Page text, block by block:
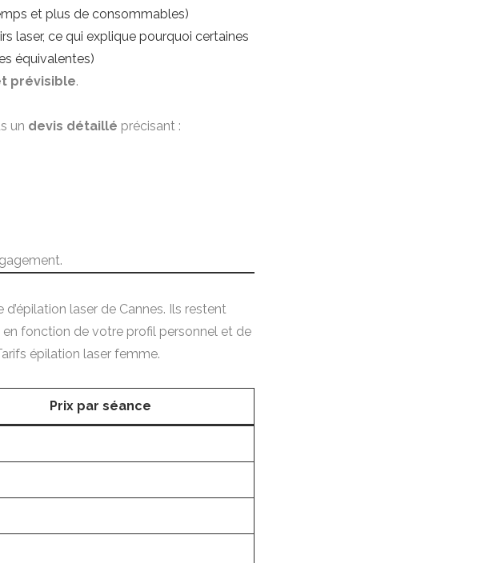
et plus de consommables)
laser, ce qui explique pourquoi certaines
équivalentes)
prévisible.
un devis détaillé précisant :
laser de Cannes. Ils restent
en fonction de votre profil personnel et de
épilation laser femme.
Prix par séance